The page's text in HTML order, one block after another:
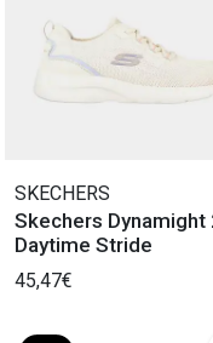
SKECHERS
Skechers Dynamight
Daytime Stride
45,47€